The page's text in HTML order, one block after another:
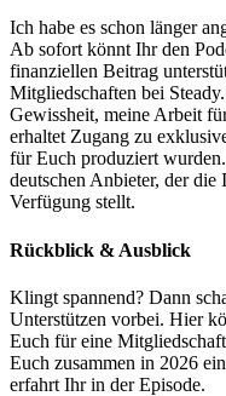
Ich habe es schon länger
Ab sofort könnt Ihr den
finanziellen Beitrag
Mitgliedschaften bei
Gewissheit, meine Arbeit
erhaltet Zugang zu
für Euch produziert
deutschen Anbieter, der
Verfügung stellt.
Rückblick & Ausblick
Klingt spannend? Dann
Unterstützen vorbei. Hier
Euch für eine
Euch zusammen in 2026
erfahrt Ihr in der Episode.